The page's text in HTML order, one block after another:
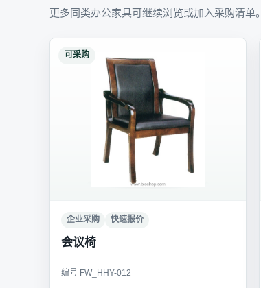
更多同类办公家具可继续浏览或加入采购清单。
可采购
企业采购 快速报价
会议椅
编号 FW_HHY-012